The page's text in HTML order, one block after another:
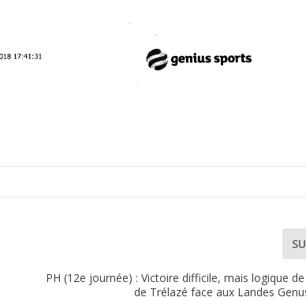
PH (12e journée) : Victoire difficile, mais logique de
de Trélazé face aux Landes